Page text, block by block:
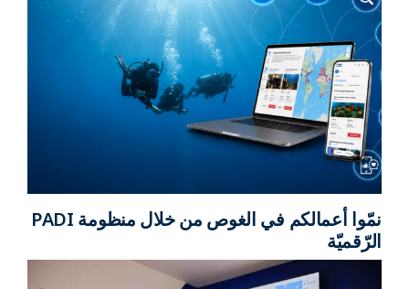
نمّوا أعمالكم في الغوص من خلال منظومة PADI
الرّقميّة